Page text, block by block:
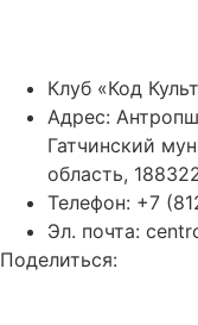
Клуб «Код
Адрес:
Гатчинский
область,
Телефон: +7
Эл. почта:
Поделиться: